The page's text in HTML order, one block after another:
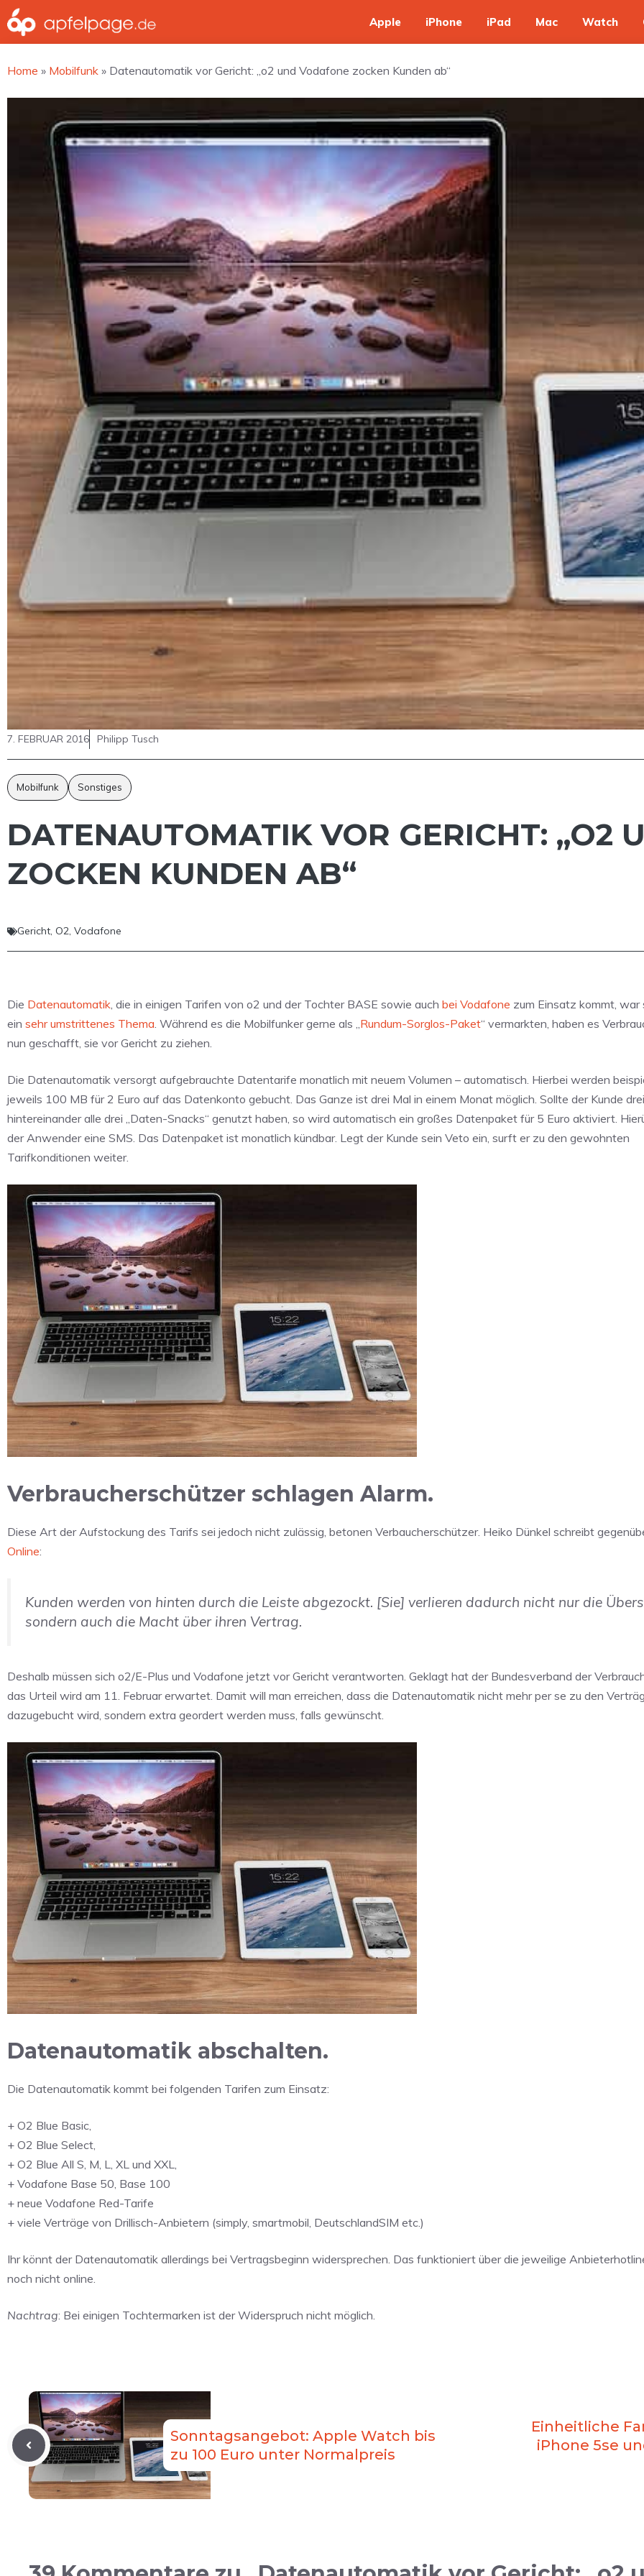
Zum
Inhalt
springen
Apple iPhone iPad Mac Watch
Home » Mobilfunk » Datenautomatik vor Gericht: „o2 und Vodafone zocken Kunden ab“
7. FEBRUAR 2016 Philipp Tusch
Mobilfunk Sonstiges
DATENAUTOMATIK VOR GERICHT: „O2
ZOCKEN KUNDEN AB“
Gericht, O2, Vodafone
Die Datenautomatik, die in einigen Tarifen von o2 und der Tochter BASE sowie auch bei Vodafone zum Einsatz kommt, war
ein sehr umstrittenes Thema. Während es die Mobilfunker gerne als „Rundum-Sorglos-Paket“ vermarkten, haben es
nun geschafft, sie vor Gericht zu ziehen.
Die Datenautomatik versorgt aufgebrauchte Datentarife monatlich mit neuem Volumen – automatisch. Hierbei werden
jeweils 100 MB für 2 Euro auf das Datenkonto gebucht. Das Ganze ist drei Mal in einem Monat möglich. Sollte der Kunde
hintereinander alle drei „Daten-Snacks“ genutzt haben, so wird automatisch ein großes Datenpaket für 5 Euro aktiviert.
der Anwender eine SMS. Das Datenpaket ist monatlich kündbar. Legt der Kunde sein Veto ein, surft er zu den gewohnten
Tarifkonditionen weiter.
Verbraucherschützer schlagen Alarm.
Diese Art der Aufstockung des Tarifs sei jedoch nicht zulässig, betonen Verbaucherschützer. Heiko Dünkel schreibt
Online:
Kunden werden von hinten durch die Leiste abgezockt. [Sie] verlieren dadurch nicht nur die
sondern auch die Macht über ihren Vertrag.
Deshalb müssen sich o2/E-Plus und Vodafone jetzt vor Gericht verantworten. Geklagt hat der Bundesverband der
das Urteil wird am 11. Februar erwartet. Damit will man erreichen, dass die Datenautomatik nicht mehr per se zu den
dazugebucht wird, sondern extra geordert werden muss, falls gewünscht.
Datenautomatik abschalten.
Die Datenautomatik kommt bei folgenden Tarifen zum Einsatz:
+ O2 Blue Basic,
+ O2 Blue Select,
+ O2 Blue All S, M, L, XL und XXL,
+ Vodafone Base 50, Base 100
+ neue Vodafone Red-Tarife
+ viele Verträge von Drillisch-Anbietern (simply, smartmobil, DeutschlandSIM etc.)
Ihr könnt der Datenautomatik allerdings bei Vertragsbeginn widersprechen. Das funktioniert über die jeweilige
noch nicht online.
Nachtrag: Bei einigen Tochtermarken ist der Widerspruch nicht möglich.
Sonntagsangebot: Apple Watch bis
zu 100 Euro unter Normalpreis
Einheitliche
iPhone 5se